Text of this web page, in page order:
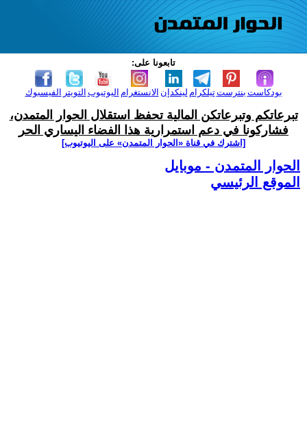
تابعونا على:
الفيسبوك التويتر اليوتيوب الانستغرام لينكدإن تيلكرامبنترست بودكاست
تبرعاتكم وتبرعاتكن المالية تحفظ استقلال الحوار المتمدن،
فشاركونا في دعم استمرارية هذا الفضاء اليساري الحر
[اشترك في قناة ‫«الحوار المتمدن» على اليوتيوب]
الحوار المتمدن - موبايل
الموقع الرئيسي